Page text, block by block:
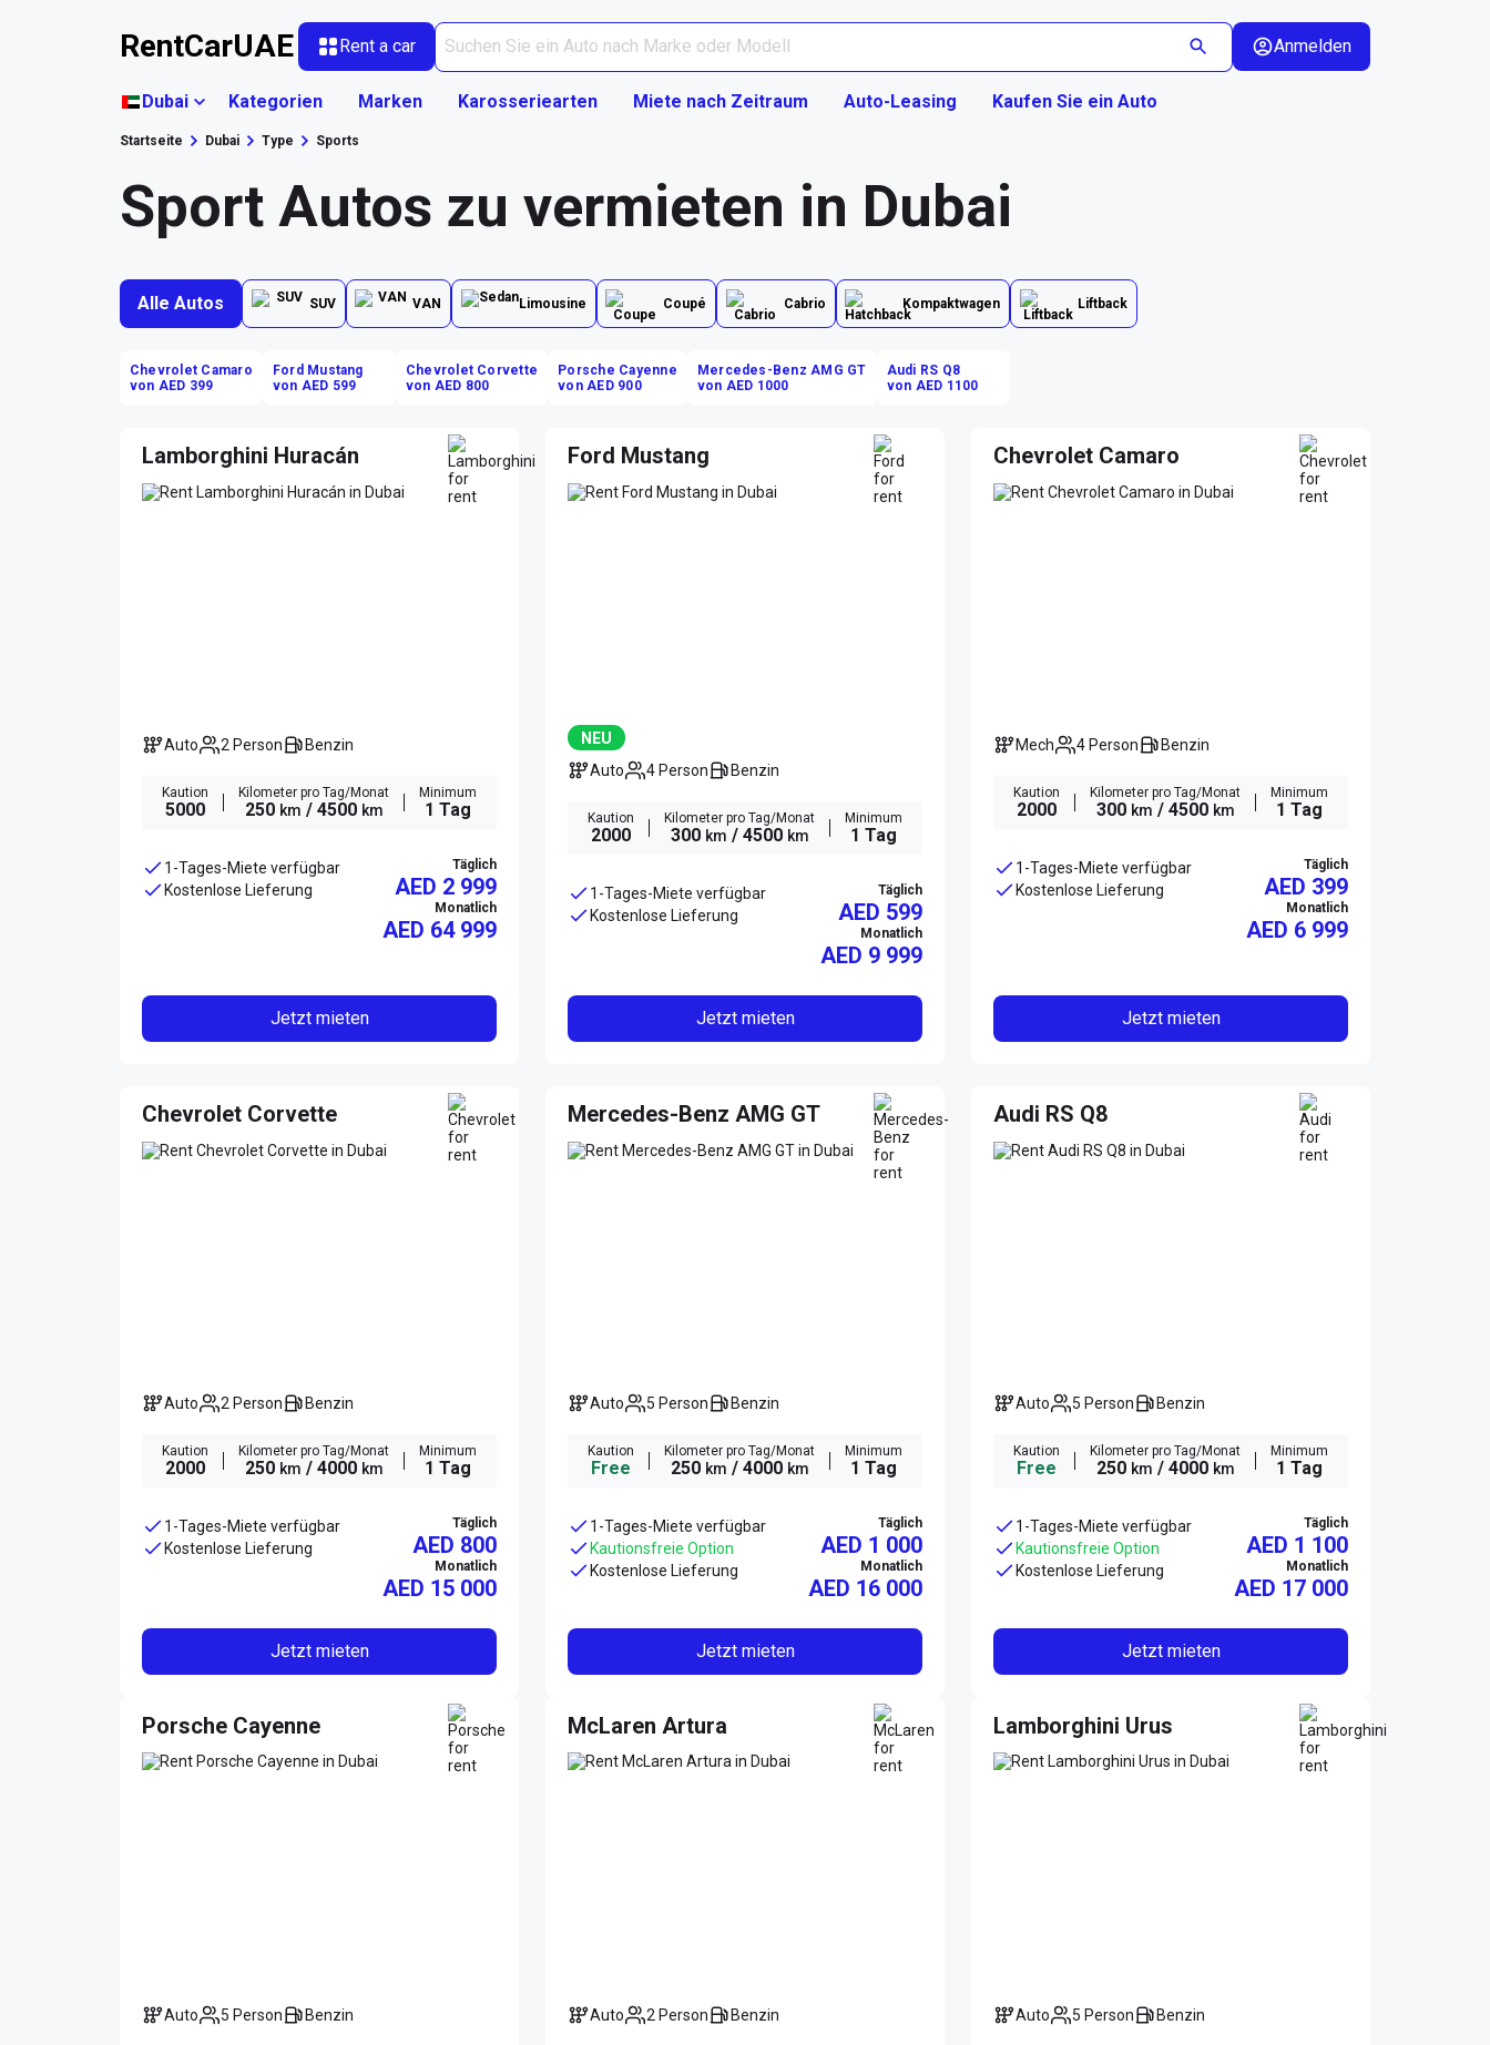
RentCarUAE Rent a car Anmelden
Dubai Kategorien Marken Karosseriearten Miete nach Zeitraum Auto-Leasing Kaufen Sie ein Auto
Startseite Dubai Type Sports
Sport Autos zu vermieten in Dubai
Alle Autos SUV VAN Limousine Coupé Cabrio Kompaktwagen Liftback
Chevrolet Camaro
von AED 399
Ford Mustang
von AED 599
Chevrolet Corvette
von AED 800
Porsche Cayenne
von AED 900
Mercedes-Benz AMG GT
von AED 1000
Audi RS Q8
von AED 1100
Lamborghini Huracán
Auto 2 Person Benzin
Kaution
5000
Kilometer pro Tag/Monat
250 km / 4500 km
Minimum
1 Tag
1-Tages-Miete verfügbar
Kostenlose Lieferung
Täglich
AED 2 999
Monatlich
AED 64 999
Jetzt mieten
Ford Mustang
NEU
Auto
4 Person Benzin
Kaution
2000
Kilometer pro Tag/Monat
300 km / 4500 km
Minimum
1 Tag
1-Tages-Miete verfügbar
Kostenlose Lieferung
Täglich
AED 599
Monatlich
AED 9 999
Jetzt mieten
Chevrolet Camaro
Mech 4 Person Benzin
Kaution
2000
Kilometer pro Tag/Monat
300 km / 4500 km
Minimum
1 Tag
1-Tages-Miete verfügbar
Kostenlose Lieferung
Täglich
AED 399
Monatlich
AED 6 999
Jetzt mieten
Chevrolet Corvette
Auto 2 Person Benzin
Kaution
2000
Kilometer pro Tag/Monat
250 km / 4000 km
Minimum
1 Tag
1-Tages-Miete verfügbar
Kostenlose Lieferung
Täglich
AED 800
Monatlich
AED 15 000
Jetzt mieten
Mercedes-Benz AMG GT
Auto 5 Person Benzin
Kaution
Free
Kilometer pro Tag/Monat
250 km / 4000 km
Minimum
1 Tag
1-Tages-Miete verfügbar
Kautionsfreie Option
Kostenlose Lieferung
Täglich
AED 1 000
Monatlich
AED 16 000
Jetzt mieten
Audi RS Q8
Auto 5 Person Benzin
Kaution
Free
Kilometer pro Tag/Monat
250 km / 4000 km
Minimum
1 Tag
1-Tages-Miete verfügbar
Kautionsfreie Option
Kostenlose Lieferung
Täglich
AED 1 100
Monatlich
AED 17 000
Jetzt mieten
Porsche Cayenne
Auto 5 Person Benzin
McLaren Artura
Auto 2 Person Benzin
Lamborghini Urus
Auto 5 Person Benzin